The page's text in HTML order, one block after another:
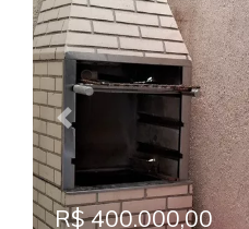
Previous
R$ 400.000,00